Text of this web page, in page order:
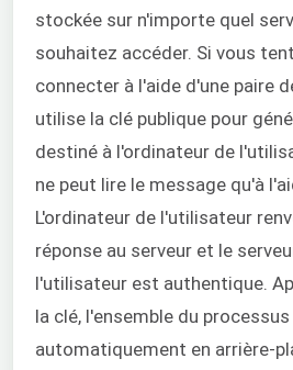
stockée sur n'importe quel
souhaitez accéder. Si vous
connecter à l'aide d'une paire
utilise la clé publique pour
destiné à l'ordinateur de
ne peut lire le message qu'à
L'ordinateur de l'utilisateur
réponse au serveur et le
l'utilisateur est authentique.
la clé, l'ensemble du
automatiquement en arrière-